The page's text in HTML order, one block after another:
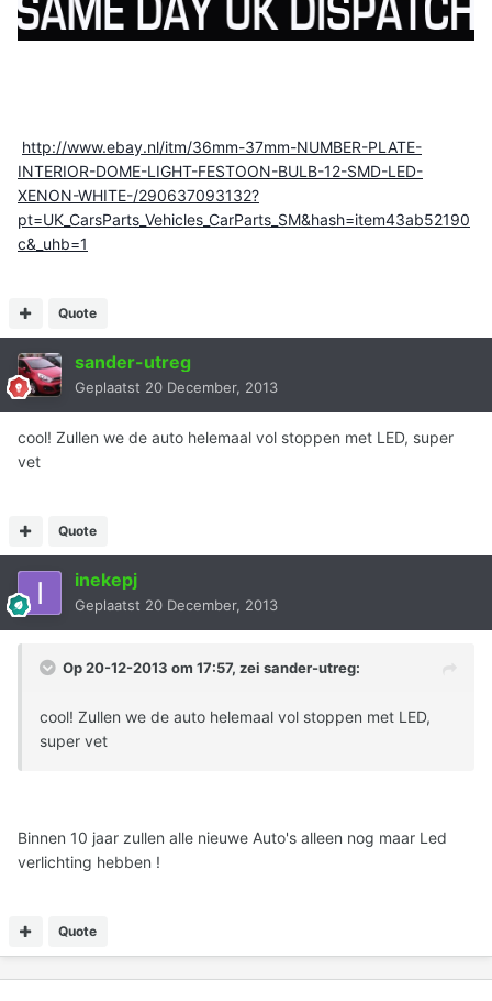
http://www.ebay.nl/itm/36mm-37mm-NUMBER-PLATE-
INTERIOR-DOME-LIGHT-FESTOON-BULB-12-SMD-LED-
XENON-WHITE-/290637093132?
pt=UK_CarsParts_Vehicles_CarParts_SM&hash=item43ab52190
c&_uhb=1
Quote
sander-utreg
Geplaatst 20 December, 2013
cool! Zullen we de auto helemaal vol stoppen met LED, super
vet
Quote
inekepj
Geplaatst 20 December, 2013
Op 20-12-2013 om 17:57, zei sander-utreg:
cool! Zullen we de auto helemaal vol stoppen met LED,
super vet
Binnen 10 jaar zullen alle nieuwe Auto's alleen nog maar Led
verlichting hebben !
Quote